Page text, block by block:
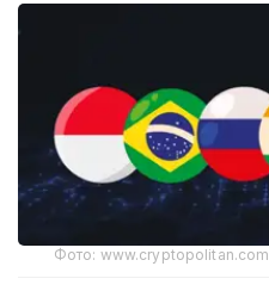
Фото: www.cryptopolitan.com